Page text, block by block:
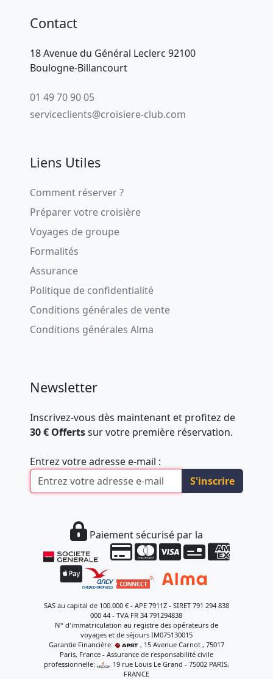
Contact
18 Avenue du Général Leclerc 92100
Boulogne-Billancourt
01 49 70 90 05
serviceclients@croisiere-club.com
Liens Utiles
Comment réserver ?
Préparer votre croisière
Voyages de groupe
Formalités
Assurance
Politique de confidentialité
Conditions générales de vente
Conditions générales Alma
Newsletter
Inscrivez-vous dès maintenant et profitez de
30 € Offertssur votre première réservation.
Entrez votre adresse e-mail :
S'inscrire
Paiement sécurisé par la
SAS au capital de 100.000 € - APE 7911Z - SIRET 791 294 838
000 44 - TVA FR 34 791294838
N° d'immatriculation au registre des opérateurs de
voyages et de séjours IM075130015
Garantie Financière:
, 15 Avenue Carnot , 75017
Paris, France - Assurance de responsabilité civile
professionnelle:
, 19 rue Louis Le Grand - 75002 PARIS,
FRANCE